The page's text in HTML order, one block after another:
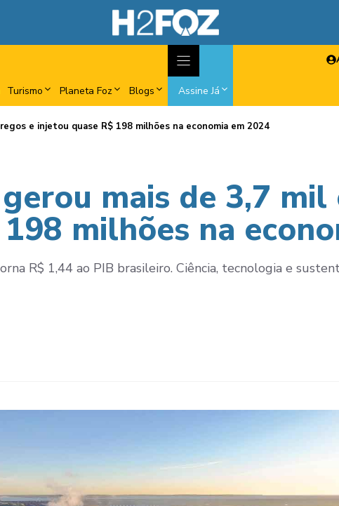
Turismo Planeta Foz Blogs Assine Já
e injetou quase R$ 198 milhões na economia em 2024
mais de 3,7 mil
milhões na
R$ 1,44 ao PIB brasileiro. Ciência, tecnologia e